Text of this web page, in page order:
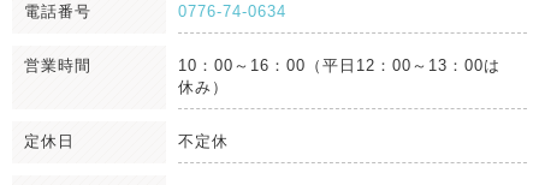
電話番号 0776-74-0634
営業時間
10：00～16：00（平日12：00～13：00は
休み）
定休日 不定休